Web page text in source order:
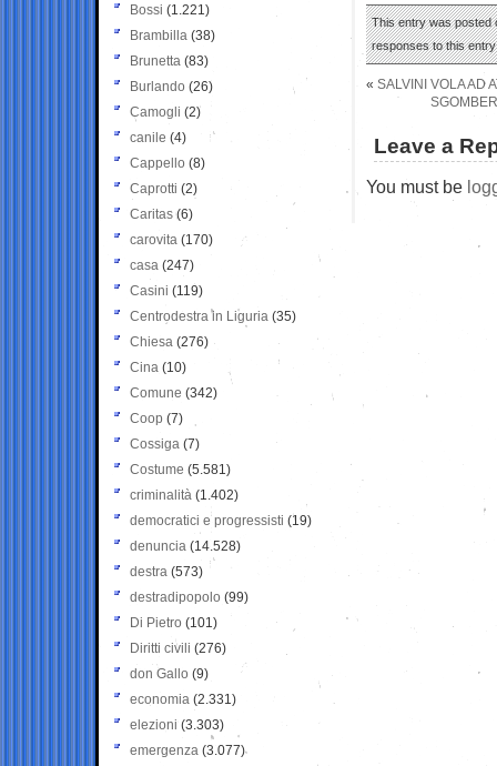
This entry was posted
responses to this
« SALVINI VOLA AD
Leave a
You must be
Bossi (1.221)
Brambilla (38)
Brunetta (83)
Burlando (26)
Camogli (2)
canile (4)
Cappello (8)
Caprotti (2)
Caritas (6)
carovita (170)
casa (247)
Casini (119)
Centrodestra in Liguria (35)
Chiesa (276)
Cina (10)
Comune (342)
Coop (7)
Cossiga (7)
Costume (5.581)
criminalità (1.402)
democratici e progressisti (19)
denuncia (14.528)
destra (573)
destradipopolo (99)
Di Pietro (101)
Diritti civili (276)
don Gallo (9)
economia (2.331)
elezioni (3.303)
emergenza (3.077)